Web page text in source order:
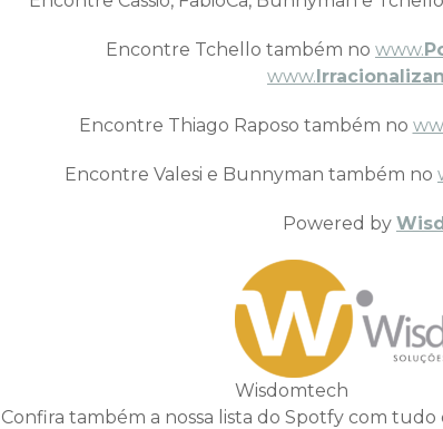
Encontre Tchello também no www.
www.
Encontre Thiago Raposo também no
Encontre Valesi e Bunnyman também no
Powered by
Wisdomtech
Confira também a nossa lista do Spotfy com